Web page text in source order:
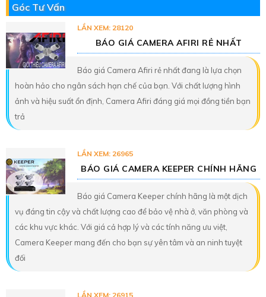
Góc Tư Vấn
LẦN XEM: 28120
BÁO GIÁ CAMERA AFIRI RẺ NHẤT
Báo giá Camera Afiri rẻ nhất đang là lựa chọn
hoàn hảo cho ngân sách hạn chế của bạn. Với chất lượng hình
ảnh và hiệu suất ổn định, Camera Afiri đáng giá mọi đồng tiền bạn
trả
LẦN XEM: 26965
BÁO GIÁ CAMERA KEEPER CHÍNH HÃNG
Báo giá Camera Keeper chính hãng là một dịch
vụ đáng tin cậy và chất lượng cao để bảo vệ nhà ở, văn phòng và
các khu vực khác. Với giá cả hợp lý và các tính năng ưu việt,
Camera Keeper mang đến cho bạn sự yên tâm và an ninh tuyệt
đối
LẦN XEM: 26915